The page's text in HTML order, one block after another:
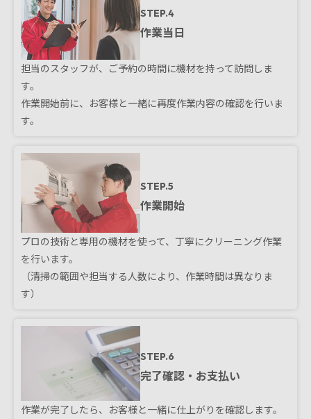
STEP.4
作業当日
担当のスタッフが、ご予約の時間に機材を持って訪問しま
す。
作業開始前に、お客様と一緒に再度作業内容の確認を行いま
す。
STEP.5
作業開始
プロの技術と専用の機材を使って、丁寧にクリーニング作業
を行います。
（清掃の範囲や担当する人数により、作業時間は異なりま
す）
STEP.6
完了確認・お支払い
作業が完了したら、お客様と一緒に仕上がりを確認します。